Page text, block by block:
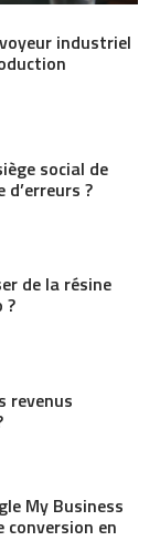
industriel
social de
?
de la résine
?
revenus
My Business
conversion en